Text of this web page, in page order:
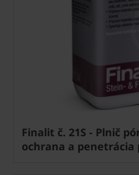
Finalit č. 21S - Plnič
ochrana a penetrácia